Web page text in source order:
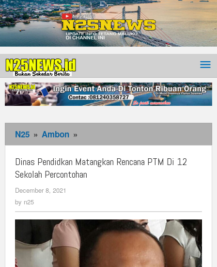
N25 » Ambon »
Pendidkan
Matangkan
Rencana
Sekolah
Percontohan
Dinas Pendidkan Matangkan Rencana PTM Di 12
Sekolah Percontohan
December 8, 2021
by n25